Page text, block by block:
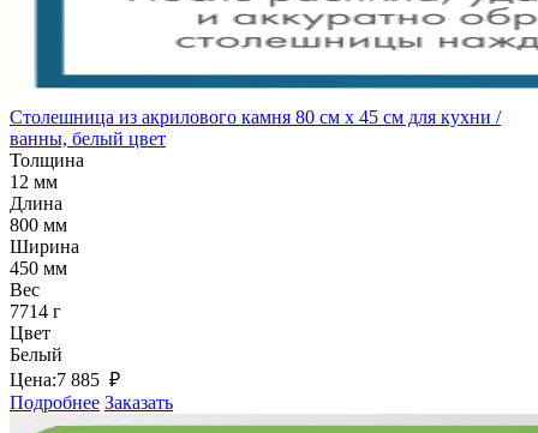
Столешница из акрилового камня 80 см x 45 см для кухни /
ванны, белый цвет
Толщина
12 мм
Длина
800 мм
Ширина
450 мм
Вес
7714 г
Цвет
Белый
Цена:7 885 ₽
Подробнее Заказать